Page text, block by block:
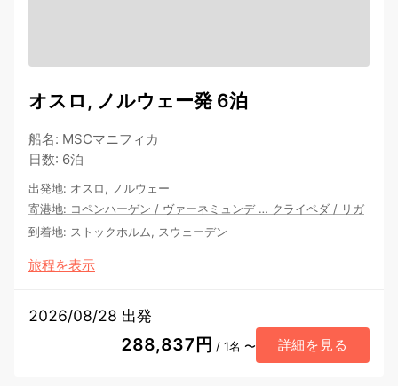
オスロ, ノルウェー発 6泊
船名: MSCマニフィカ
日数: 6泊
出発地: オスロ, ノルウェー
寄港地: コペンハーゲン / ヴァーネミュンデ… クライペダ / リガ
到着地: ストックホルム, スウェーデン
旅程を表示
2026/08/28 出発
288,837円 / 1名 〜 詳細を見る